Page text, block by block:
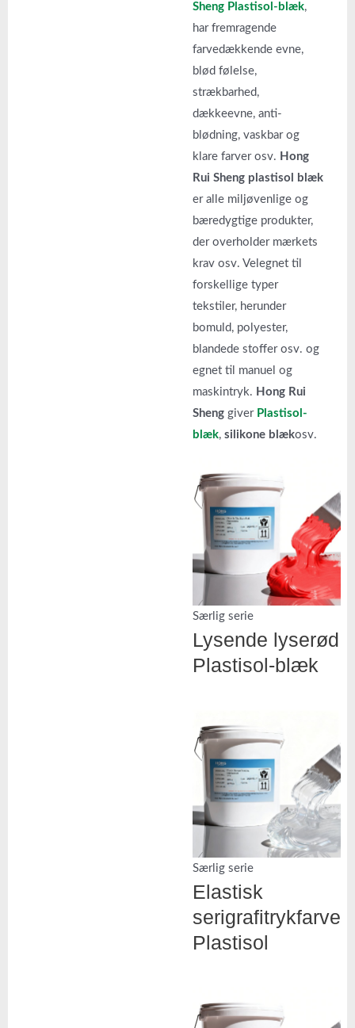
Sheng Plastisol-blæk,
har fremragende
farvedækkende evne,
blød følelse,
strækbarhed,
dækkeevne, anti-
blødning, vaskbar og
klare farver osv. Hong
Rui Sheng plastisol blæk
er alle miljøvenlige og
bæredygtige produkter,
der overholder mærkets
krav osv. Velegnet til
forskellige typer
tekstiler, herunder
bomuld, polyester,
blandede stoffer osv. og
egnet til manuel og
maskintryk. Hong Rui
Shenggiver Plastisol-
blæk, silikone blækosv.
Særlig serie
Lysende lyserød
Plastisol-blæk
Særlig serie
Elastisk
serigrafitrykfarve
Plastisol